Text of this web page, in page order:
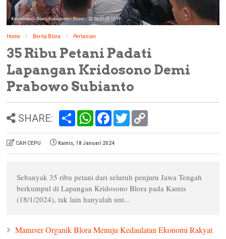
Home Berita Blora Pertanian
35 Ribu Petani Padati
Lapangan Kridosono Demi
Prabowo Subianto
SHARE:
e
W
s
A
b
o
w
e
i
CAH CEPU Kamis, 18 Januari 2024
Sebanyak 35 ribu petani dari seluruh penjuru Jawa Tengah
berkumpul di Lapangan Kridosono Blora pada Kamis
(18/1/2024), tak lain hanyalah unt...
Manuver Organik Blora Menuju Kedaulatan Ekonomi Rakyat